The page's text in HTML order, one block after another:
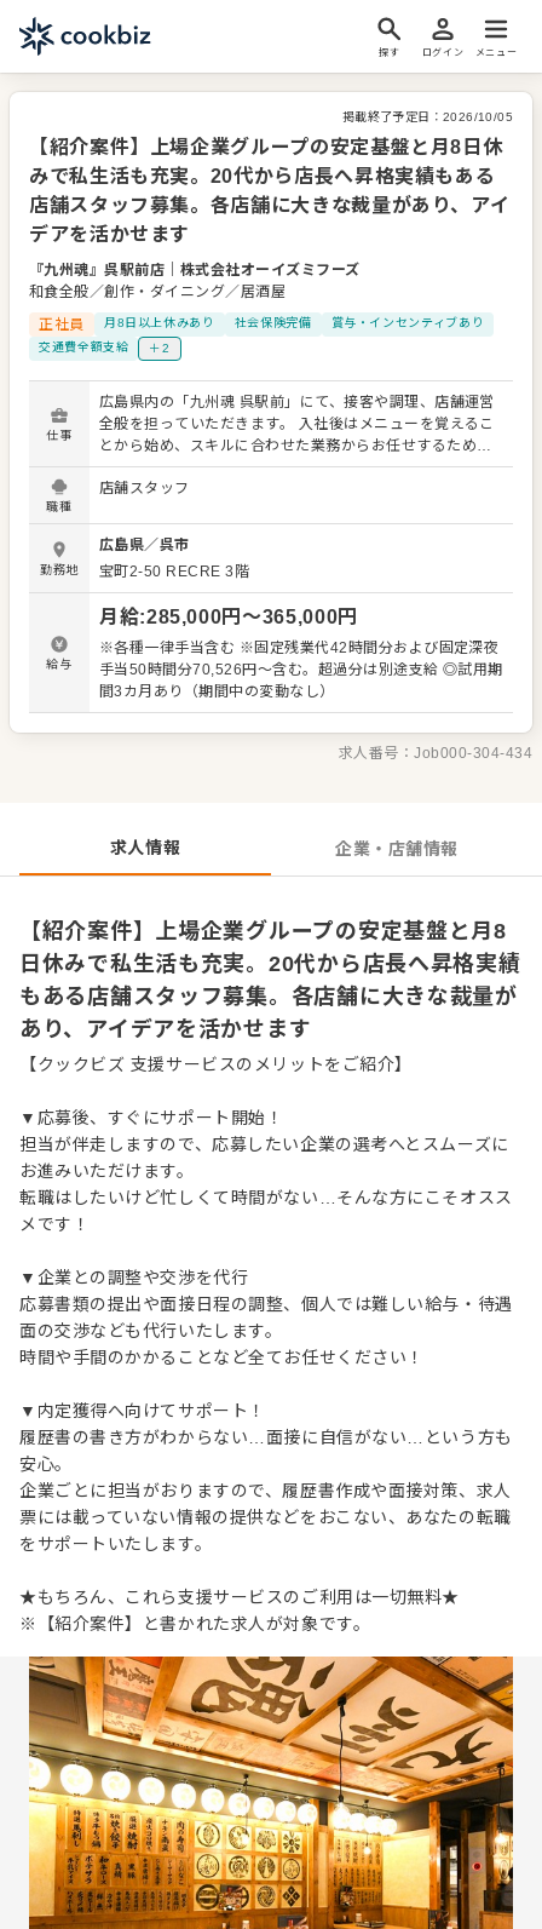
探す ログイン メニュー
掲載終了予定日： 2026/10/05
【紹介案件】上場企業グループの安定基盤と月8日休
みで私生活も充実。20代から店長へ昇格実績もある
店舗スタッフ募集。各店舗に大きな裁量があり、アイ
デアを活かせます
『九州魂』呉駅前店
株式会社オーイズミフーズ
和食全般／創作・ダイニング／居酒屋
正社員
月8日以上休みあり 社会保険完備
賞与・インセンティブあり
交通費全額支給
＋2
仕事
広島県内の「九州魂 呉駅前」にて、接客や調理、店舗運営
全般を担っていただきます。 入社後はメニューを覚えるこ
とから始め、スキルに合わせた業務からお任せするため経
験が浅い方も心配いりません。具体的には、開店・閉店準
備、接客、簡単な調理や仕込み、在庫管理、アルバイトの
す。レギュラーメニューのほか季節の限定メニューも扱う
ため、多様なスキルが身につきます。 店舗運営に関わるア
イデアの発信も大歓迎です。個人の裁量が大きく、より良
いお店づくりのためのオペレーション改善などに深く携わ
れます。将来的には、店長や料理長、さらにはSVといった
本部職へのキャリアアップの道も開かれており、上場企業
グループならではの充実したサポート体制のもとで一歩ず
つ成長していけます。 ＜おすすめポイント＞ 業界トップク
金力を背景にM&Aなど積極的な事業展開を続けています。
社長が現場出身のため各店舗の裁量権を尊重する風通しの
職種
店舗スタッフ
勤務地
広島県／呉市
宝町2-50 RECRE 3階
給与
月給:285,000円〜365,000円
※各種一律手当含む ※固定残業代42時間分および固定深夜
手当50時間分70,526円～含む。超過分は別途支給 ◎試用期
間3カ月あり（期間中の変動なし）
求人番号：Job000-304-434
求人情報 企業・店舗情報
【紹介案件】上場企業グループの安定基盤と月8
日休みで私生活も充実。20代から店長へ昇格実績
もある店舗スタッフ募集。各店舗に大きな裁量が
あり、アイデアを活かせます
【クックビズ 支援サービスのメリットをご紹介】
▼応募後、すぐにサポート開始！
担当が伴走しますので、応募したい企業の選考へとスムーズに
お進みいただけます。
転職はしたいけど忙しくて時間がない…そんな方にこそオスス
メです！
▼企業との調整や交渉を代行
応募書類の提出や面接日程の調整、個人では難しい給与・待遇
面の交渉なども代行いたします。
時間や手間のかかることなど全てお任せください！
▼内定獲得へ向けてサポート！
履歴書の書き方がわからない…面接に自信がない…という方も
安心。
企業ごとに担当がおりますので、履歴書作成や面接対策、求人
票には載っていない情報の提供などをおこない、あなたの転職
をサポートいたします。
★もちろん、これら支援サービスのご利用は一切無料★
※【紹介案件】と書かれた求人が対象です。